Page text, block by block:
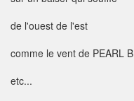
de l'ouest de l'est
comme le vent de PEARL B
etc...